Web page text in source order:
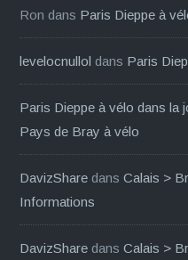
Ron dans Paris Dieppe à
levelocnullol dans Paris
Paris Dieppe à vélo dans la
Pays de Bray à vélo
DavizShare dansCalais >
Informations
DavizShare dansCalais >